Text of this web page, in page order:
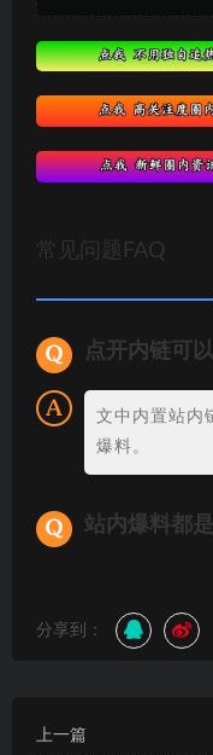
常见问题FAQ
点开内链可
文中内置站内
爆料。
站内爆料都
分享到：
上一篇